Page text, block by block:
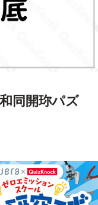
同開珎パズ